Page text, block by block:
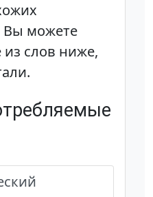
Вы можете
слов ниже,